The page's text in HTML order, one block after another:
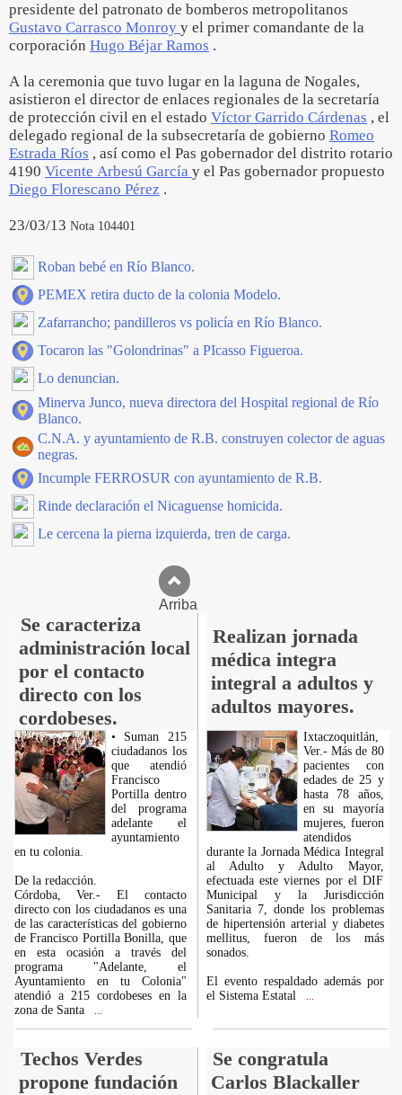
presidente del patronato de bomberos metropolitanos
Gustavo Carrasco Monroy y el primer comandante de la
corporación Hugo Béjar Ramos .
A la ceremonia que tuvo lugar en la laguna de Nogales,
asistieron el director de enlaces regionales de la secretaría
de protección civil en el estado Víctor Garrido Cárdenas , el
delegado regional de la subsecretaría de gobierno Romeo
Estrada Ríos , así como el Pas gobernador del distrito rotario
4190 Vicente Arbesú García y el Pas gobernador propuesto
Diego Florescano Pérez .
23/03/13 Nota 104401
Roban bebé en Río Blanco.
PEMEX retira ducto de la colonia Modelo.
Zafarrancho; pandilleros vs policía en Río Blanco.
Tocaron las "Golondrinas" a PIcasso Figueroa.
Lo denuncian.
Minerva Junco, nueva directora del Hospital regional de Río
Blanco.
C.N.A. y ayuntamiento de R.B. construyen colector de aguas
negras.
Incumple FERROSUR con ayuntamiento de R.B.
Rinde declaración el Nicaguense homicida.
Le cercena la pierna izquierda, tren de carga.
Arriba
Se caracteriza
administración local
por el contacto
directo con los
cordobeses.
Realizan jornada
médica integra
integral a adultos y
adultos mayores.
• Suman 215
ciudadanos los
que atendió
Francisco
Portilla dentro
del programa
adelante el
ayuntamiento
en tu colonia.
De la redacción.
Córdoba, Ver.- El contacto
directo con los ciudadanos es una
de las características del gobierno
de Francisco Portilla Bonilla, que
en esta ocasión a través del
programa "Adelante, el
Ayuntamiento en tu Colonia"
atendió a 215 cordobeses en la
zona de Santa
Ixtaczoquitlán,
Ver.- Más de 80
pacientes con
edades de 25 y
hasta 78 años,
en su mayoría
mujeres, fueron
atendidos
durante la Jornada Médica Integral
al Adulto y Adulto Mayor,
efectuada este viernes por el DIF
Municipal y la Jurisdicción
Sanitaria 7, donde los problemas
de hipertensión arterial y diabetes
mellitus, fueron de los más
sonados.
El evento respaldado además por
el Sistema Estatal
Techos Verdes
propone fundación
Se congratula
Carlos Blackaller